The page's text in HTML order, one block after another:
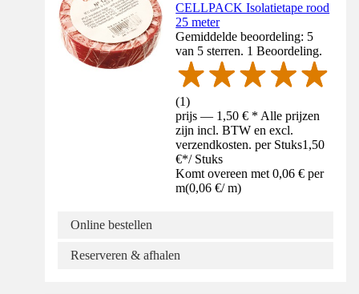
CELLPACK Isolatietape rood
25 meter
Gemiddelde beoordeling: 5
van 5 sterren. 1 Beoordeling.
(1)
prijs — 1,50 € * Alle prijzen
zijn incl. BTW en excl.
verzendkosten. per Stuks1,50
€*/ Stuks
Komt overeen met 0,06 € per
m(0,06 €/ m)
Online bestellen
Reserveren & afhalen